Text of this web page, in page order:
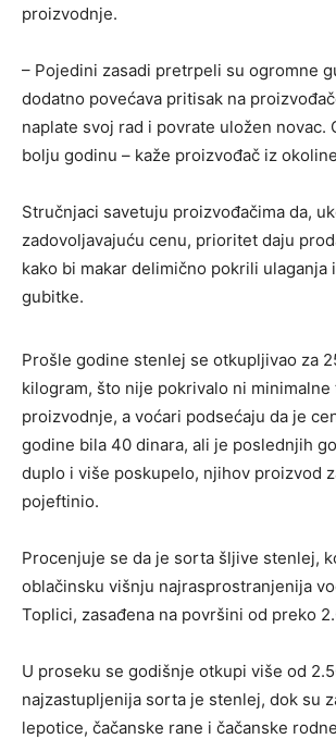
proizvodnje.
– Pojedini zasadi pretrpeli su ogromne
dodatno povećava pritisak na
naplate svoj rad i povrate uložen novac.
bolju godinu – kaže proizvođač iz
Stručnjaci savetuju proizvođačima da,
zadovoljavajuću cenu, prioritet daju
kako bi makar delimično pokrili ulaganja
gubitke.
Prošle godine stenlej se otkupljivao za
kilogram, što nije pokrivalo ni minimalne
proizvodnje, a voćari podsećaju da je
godine bila 40 dinara, ali je poslednjih
duplo i više poskupelo, njihov proizvod
pojeftinio.
Procenjuje se da je sorta šljive stenlej,
oblačinsku višnju najrasprostranjenija
Toplici, zasađena na površini od preko
U proseku se godišnje otkupi više od
najzastupljenija sorta je stenlej, dok su
lepotice, čačanske rane i čačanske